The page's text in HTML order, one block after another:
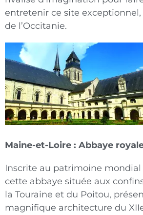
entretenir ce site
de l’Occitanie.
Maine-et-Loire : Abbaye
Inscrite au patrimoine mondial
cette abbaye située aux
la Touraine et du Poitou,
magnifique architecture du